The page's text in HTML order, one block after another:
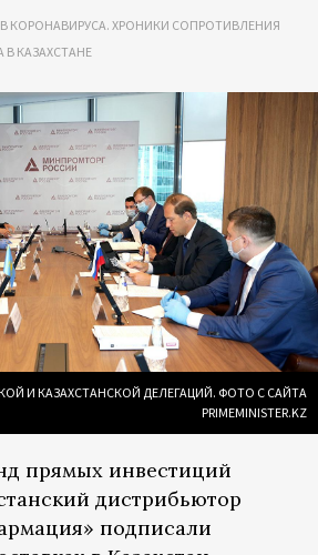
КОРОНАВИРУСА. ХРОНИКИ СОПРОТИВЛЕНИЯ
КАЗАХСТАНЕ
И КАЗАХСТАНСКОЙ ДЕЛЕГАЦИЙ. ФОТО С САЙТА
PRIMEMINISTER.KZ
прямых инвестиций
дистрибьютор
подписали